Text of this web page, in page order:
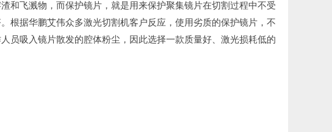
和飞溅物，而保护镜片，就是用来保护聚集镜片在切割过程中不受
根据华鹏艾伟众多激光切割机客户反应，使用劣质的保护镜片，不
员吸入镜片散发的腔体粉尘，因此选择一款质量好、激光损耗低的